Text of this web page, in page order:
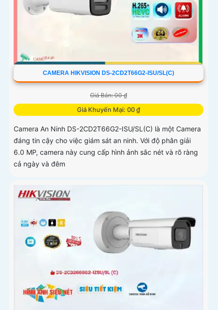
CAMERA HIKVISION DS-2CD2T66G2-ISU/SL(C)
Giá Bán: 00 ₫
Giá Khuyến Mại: 00 ₫
Camera An Ninh DS-2CD2T66G2-ISU/SL(C) là một Camera
đáng tin cậy cho việc giám sát an ninh. Với độ phân giải
6.0 MP, camera này cung cấp hình ảnh sắc nét và rõ ràng
cả ngày và đêm